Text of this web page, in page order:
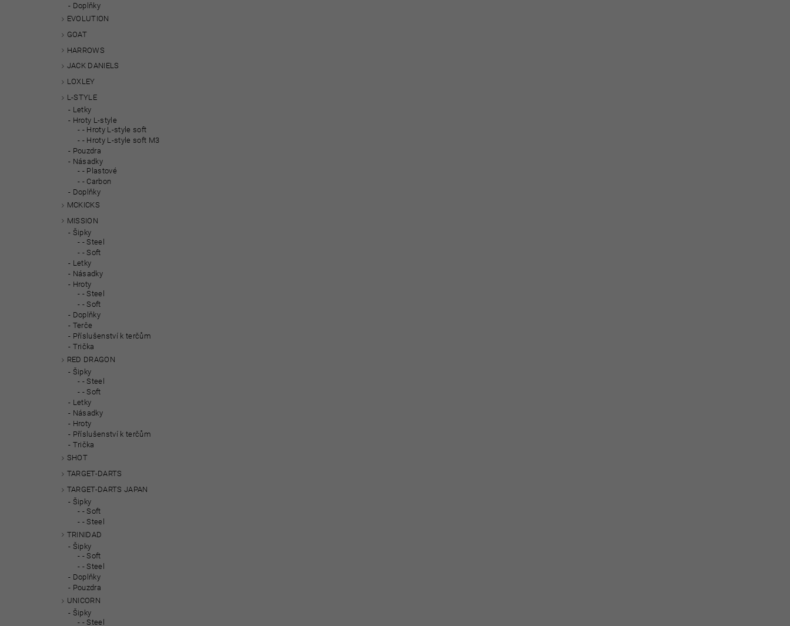
Doplňky
EVOLUTION
GOAT
HARROWS
JACK DANIELS
LOXLEY
L-STYLE
Letky
Hroty L-style
- Hroty L-style soft
- Hroty L-style soft M3
Pouzdra
Násadky
- Plastové
- Carbon
Doplňky
MCKICKS
MISSION
Šipky
- Steel
- Soft
Letky
Násadky
Hroty
- Steel
- Soft
Doplňky
Terče
Příslušenství k terčům
Trička
RED DRAGON
Šipky
- Steel
- Soft
Letky
Násadky
Hroty
Příslušenství k terčům
Trička
SHOT
TARGET-DARTS
TARGET-DARTS JAPAN
Šipky
- Soft
- Steel
TRINIDAD
Šipky
- Soft
- Steel
Doplňky
Pouzdra
UNICORN
Šipky
- Steel